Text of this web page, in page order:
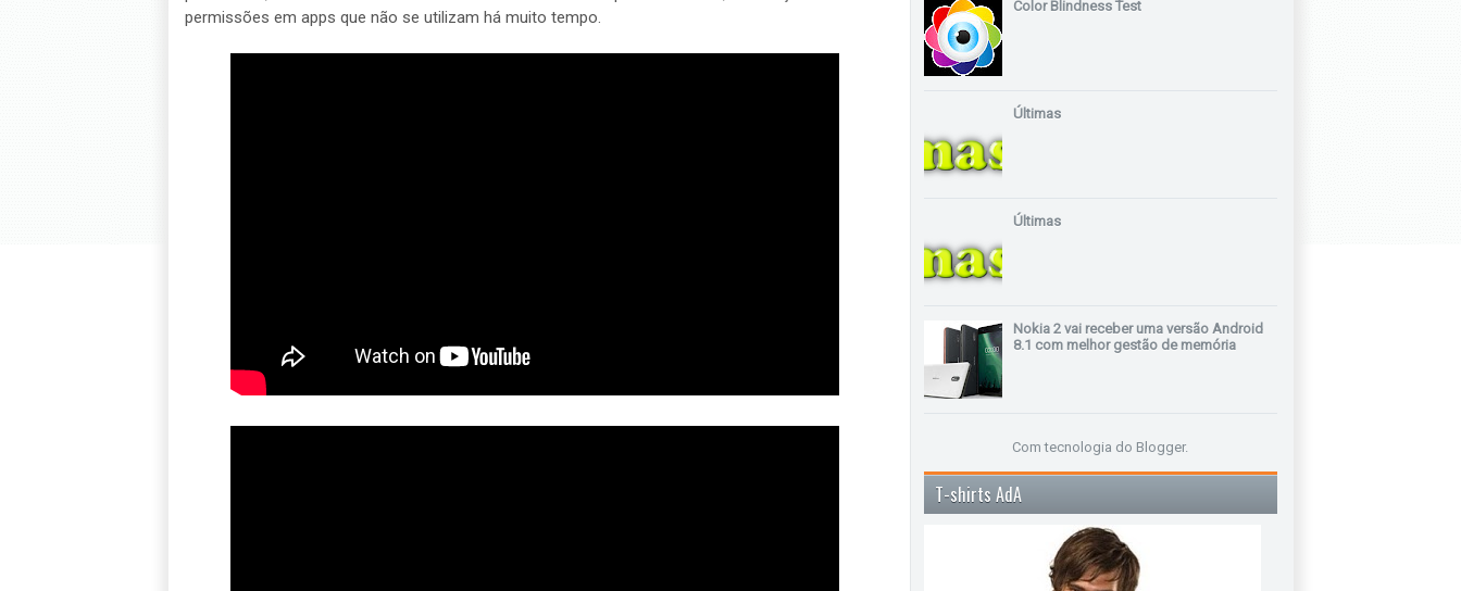
permissões em apps que não se utilizam há muito tempo.
Color Blindness Test
Últimas
Últimas
Nokia 2 vai receber uma versão Android
8.1 com melhor gestão de memória
Com tecnologia do Blogger.
T-shirts AdA